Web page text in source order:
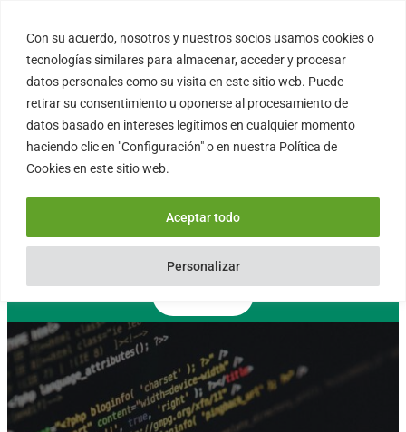
Con su acuerdo, nosotros y nuestros socios usamos cookies o
tecnologías similares para almacenar, acceder y procesar
datos personales como su visita en este sitio web. Puede
retirar su consentimiento u oponerse al procesamiento de
datos basado en intereses legítimos en cualquier momento
haciendo clic en "Configuración" o en nuestra Política de
Cookies en este sitio web.
Personalizar
Aceptar todo
contenido
FORTINUX.COM
08004 – Barcelona
Cataluña – España
info@fortinux.com
0034 – 644 79 25 79
Lun – Vie 9:00 AM a 6:00PM